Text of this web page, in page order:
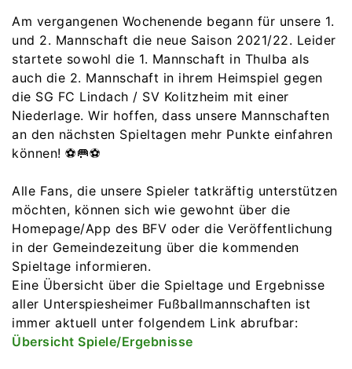
Am vergangenen Wochenende begann für unsere 1.
und 2. Mannschaft die neue Saison 2021/22. Leider
startete sowohl die 1. Mannschaft in Thulba als
auch die 2. Mannschaft in ihrem Heimspiel gegen
die SG FC Lindach / SV Kolitzheim mit einer
Niederlage. Wir hoffen, dass unsere Mannschaften
an den nächsten Spieltagen mehr Punkte einfahren
können! ⚽️🥅⚽️
Alle Fans, die unsere Spieler tatkräftig unterstützen
möchten, können sich wie gewohnt über die
Homepage/App des BFV oder die Veröffentlichung
in der Gemeindezeitung über die kommenden
Spieltage informieren.
Eine Übersicht über die Spieltage und Ergebnisse
aller Unterspiesheimer Fußballmannschaften ist
immer aktuell unter folgendem Link abrufbar:
Übersicht Spiele/Ergebnisse